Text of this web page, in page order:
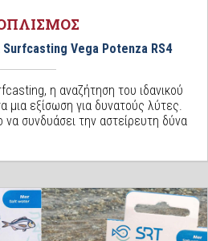
Surfcasting Vega Potenza RS4
η αναζήτηση του ιδανικού
μια εξίσωση για δυνατούς λύτες.
συνδυάσει την αστείρευτη δύνα